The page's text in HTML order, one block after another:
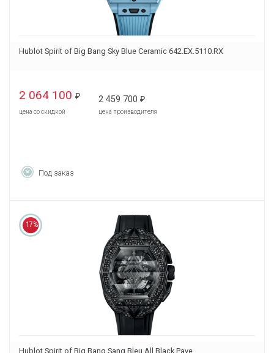
Hublot Spirit of Big Bang Sky Blue Ceramic 642.EX.5110.RX
2 064 100 ₽
цена со скидкой
2 459 700 ₽
цена производителя
Под заказ
17%
Hublot Spirit of Big Bang Sang Bleu All Black Pave